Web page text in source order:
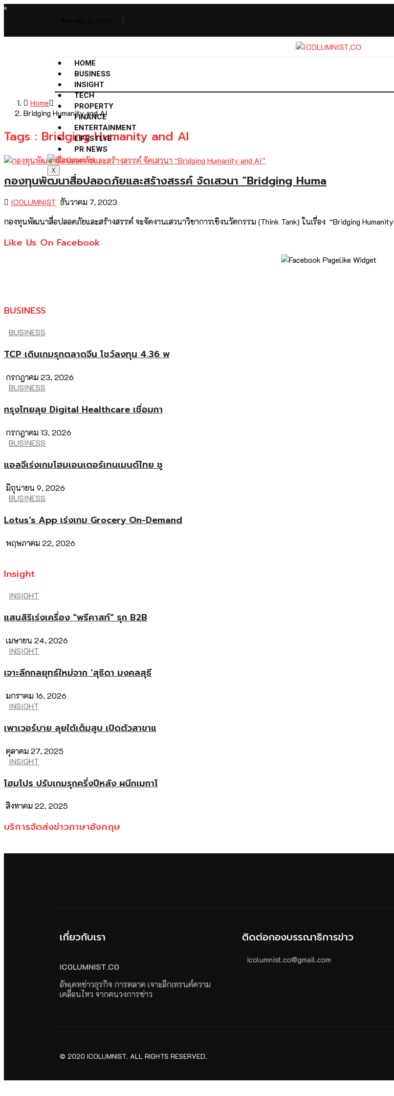
HOME
BUSINESS
INSIGHT
TECH
PROPERTY
FINANCE
ENTERTAINMENT
LIFESTLYE
PR NEWS
X
Home
Bridging Humanity and AI
Tags : Bridging Humanity and AI
กองทุนพัฒนาสื่อปลอดภัยและสร้างสรรค์ จัดเสวนา “Bridging Huma
ICOLUMNIST ธันวาคม 7, 2023
กองทุนพัฒนาสื่อปลอดภัยและสร้างสรรค์ จะจัดงานเสวนาวิชาการเชิงนวัตกรรม (Think Tank) ในเรื่อง “Bridging Humanity
Like Us On Facebook
BUSINESS
BUSINESS
TCP เดินเกมรุกตลาดจีน โชว์ลงทุน 4.36 พ
กรกฎาคม 23, 2026
BUSINESS
กรุงไทยลุย Digital Healthcare เชื่อมกา
กรกฎาคม 13, 2026
BUSINESS
แอลจีเร่งเกมโฮมเอนเตอร์เทนเมนต์ไทย ชู
มิถุนายน 9, 2026
BUSINESS
Lotus’s App เร่งเกม Grocery On-Demand
พฤษภาคม 22, 2026
Insight
INSIGHT
แสนสิริเร่งเครื่อง “พรีคาสท์” รุก B2B
เมษายน 24, 2026
INSIGHT
เจาะลึกกลยุทธ์ใหม่จาก ‘สุธิดา มงคลสุธี
มกราคม 16, 2026
INSIGHT
เพาเวอร์บาย ลุยใต้เต็มสูบ เปิดตัวสาขาแ
ตุลาคม 27, 2025
INSIGHT
โฮมโปร ปรับเกมรุกครึ่งปีหลัง ผนึกเมกาโ
สิงหาคม 22, 2025
บริการจัดส่งข่าวภาษาอังกฤษ
เกี่ยวกับเรา
ICOLUMNIST.CO
อัพเดทข่าวธุรกิจ การตลาด เจาะลึกเทรนด์ความ
เคลื่อนไหว จากคนวงการข่าว
ติดต่อกองบรรณาธิการข่าว
icolumnist.co@gmail.com
© 2020 ICOLUMNIST. ALL RIGHTS RESERVED.